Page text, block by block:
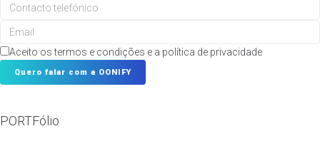
Aceito os termos e condições e a política de privacidade
Quero falar com a OONIFY
PORTFólio